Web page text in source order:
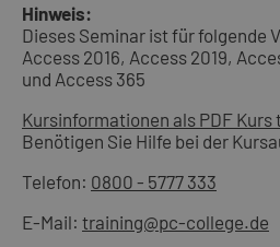
Hinweis:
Dieses Seminar ist für folgende
Access 2016, Access 2019,
und Access 365
Kursinformationen als PDF Kurs
Benötigen Sie Hilfe bei der
Telefon: 0800 - 5777 333
E-Mail: training@pc-college.de